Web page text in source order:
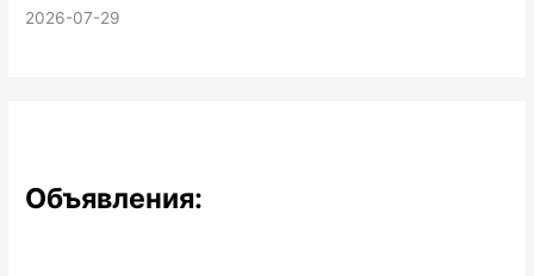
2026-07-29
Объявления: